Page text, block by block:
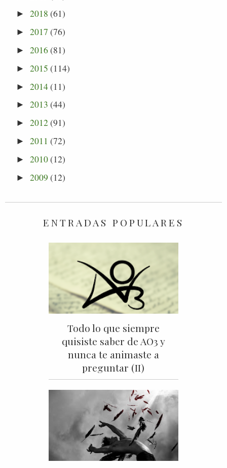
►2018 (61)
►2017 (76)
►2016(81)
►2015 (114)
►2014(11)
►2013 (44)
►2012(91)
►2011 (72)
►2010(12)
►2009 (12)
ENTRADAS POPULARES
Todo lo que siempre
quisiste saber de AO3 y
nunca te animaste a
preguntar (II)